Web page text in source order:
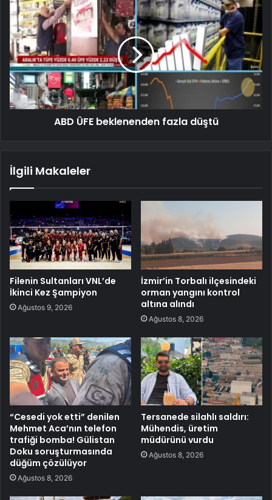
ABD ÜFE beklenenden fazla düştü
İlgili Makaleler
Filenin Sultanları VNL’de
İkinci Kez Şampiyon
Ağustos 9, 2026
İzmir’in Torbalı ilçesindeki
orman yangını kontrol
altına alındı
Ağustos 8, 2026
“Cesedi yok etti” denilen
Mehmet Aca’nın telefon
trafiği bomba! Gülistan
Doku soruşturmasında
düğüm çözülüyor
Ağustos 8, 2026
Tersanede silahlı saldırı:
Mühendis, üretim
müdürünü vurdu
Ağustos 8, 2026